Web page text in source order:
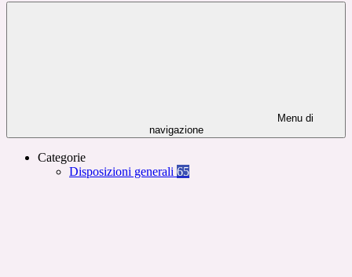
Menu di
navigazione
Categorie
Disposizioni generali 65